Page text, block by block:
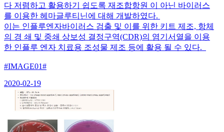
다 저렴하고 활용하기 쉽도록 재조합항원 이 아닌 바이러스
를 이용한 헤마글루티닌에 대해 개발하였다.
이는 인플루엔자바이러스 검출 및 이를 위한 키트 제조, 항체
의 경 쇄 및 중쇄 상보성 결정구역(CDR)의 염기서열을 이용
한 인플루 엔자 치료용 조성물 제조 등에 활용 될 수 있다.
#IMAGE01#
2020-02-19